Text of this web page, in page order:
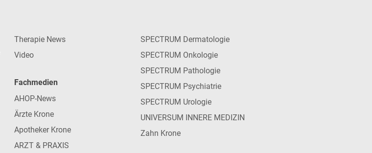
Therapie News
Video
Fachmedien
AHOP-News
Ärzte Krone
Apotheker Krone
ARZT & PRAXIS
SPECTRUM Dermatologie
SPECTRUM Onkologie
SPECTRUM Pathologie
SPECTRUM Psychiatrie
SPECTRUM Urologie
UNIVERSUM INNERE MEDIZIN
Zahn Krone